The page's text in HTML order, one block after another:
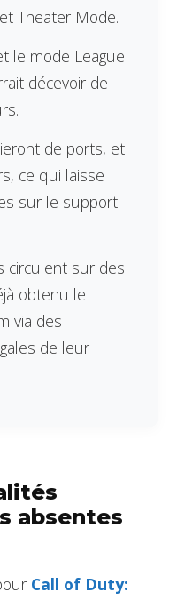
Theater Mode.
le mode League
décevoir de
de ports, et
ce qui laisse
sur le support
circulent sur des
obtenu le
via des
de leur
absentes
Call of Duty: